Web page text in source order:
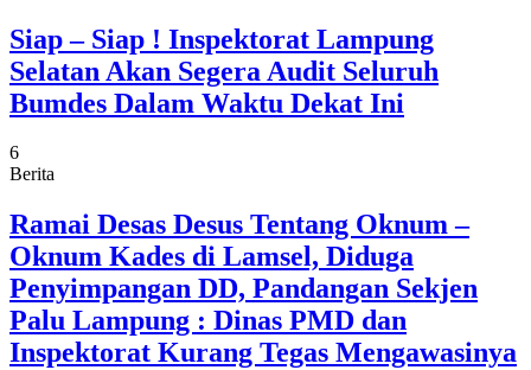
Siap – Siap ! Inspektorat Lampung
Selatan Akan Segera Audit Seluruh
Bumdes Dalam Waktu Dekat Ini
6
Berita
Ramai Desas Desus Tentang Oknum –
Oknum Kades di Lamsel, Diduga
Penyimpangan DD, Pandangan Sekjen
Palu Lampung : Dinas PMD dan
Inspektorat Kurang Tegas Mengawasinya